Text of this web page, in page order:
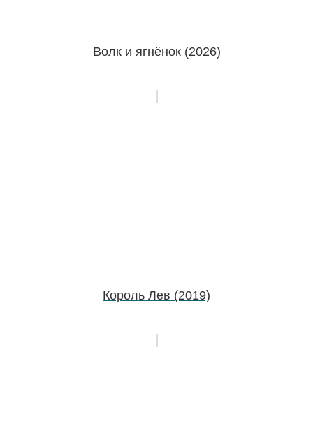
Волк и ягнёнок (2026)
Король Лев (2019)